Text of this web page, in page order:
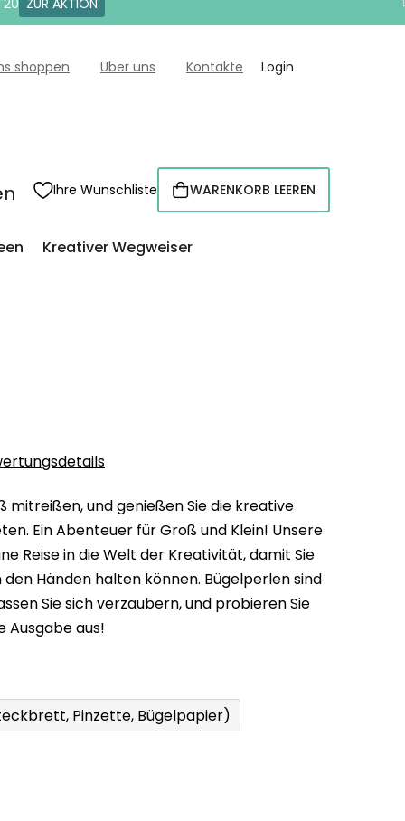
ZUR AKTION
shoppen Über uns Kontakte Login
Ihre Wunschliste WARENKORB
WARENKORB LEEREN
Kreativer Wegweiser
mitreißen, und genießen Sie die kreative
Ein Abenteuer für Groß und Klein! Unsere
Reise in die Welt der Kreativität, damit Sie
Händen halten können. Bügelperlen sind
Sie sich verzaubern, und probieren Sie
Ausgabe aus!
Pinzette, Bügelpapier)